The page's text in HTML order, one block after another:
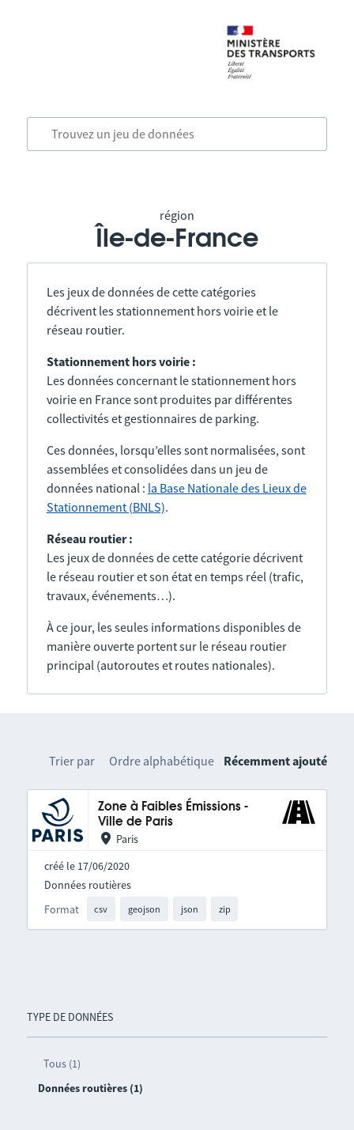
région
Île-de-France
Les jeux de données de cette catégories
décrivent les stationnement hors voirie et le
réseau routier.
Stationnement hors voirie :
Les données concernant le stationnement hors
voirie en France sont produites par différentes
collectivités et gestionnaires de parking.
Ces données, lorsqu’elles sont normalisées, sont
assemblées et consolidées dans un jeu de
données national : la Base Nationale des Lieux de
Stationnement (BNLS).
Réseau routier :
Les jeux de données de cette catégorie décrivent
le réseau routier et son état en temps réel (trafic,
travaux, événements…).
À ce jour, les seules informations disponibles de
manière ouverte portent sur le réseau routier
principal (autoroutes et routes nationales).
TYPE DE DONNÉES
Tous (1)
Données routières (1)
Trier par Ordre alphabétique Récemment ajouté
Zone à Faibles Émissions -
Ville de Paris
Paris
créé le 17/06/2020
Format csv geojson json zip
Données routières